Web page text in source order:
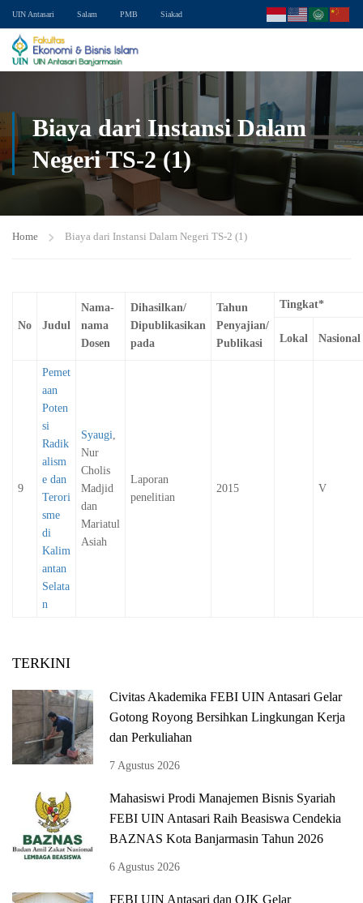
UIN Antasari Salam PMB Siakad
Biaya dari Instansi Dalam
Negeri TS-2 (1)
Home Biaya dari Instansi Dalam Negeri TS-2 (1)
No Judul
Nama-
nama
Dosen
Dihasilkan/
Dipublikasikan
pada
Tahun
Penyajian/
Publikasi
Tingkat*
Lokal Nasional
9
Pemet
aan
Poten
si
Radik
alism
e dan
Terori
sme
di
Kalim
antan
Selata
n
Syaugi,
Nur
Cholis
Madjid
dan
Mariatul
Asiah
Laporan
penelitian
2015 V
TERKINI
Civitas Akademika FEBI UIN Antasari Gelar
Gotong Royong Bersihkan Lingkungan Kerja
dan Perkuliahan
7 Agustus 2026
Mahasiswi Prodi Manajemen Bisnis Syariah
FEBI UIN Antasari Raih Beasiswa Cendekia
BAZNAS Kota Banjarmasin Tahun 2026
6 Agustus 2026
FEBI UIN Antasari dan OJK Gelar